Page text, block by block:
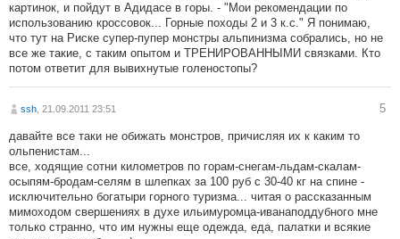
картинок, и пойдут в Адидасе в горы. - "Мои рекомендации по
использованию кроссовок... Горные походы 2 и 3 к.с." Я понимаю,
что тут на Риске супер-пупер монстры альпинизма собрались, но не
все же такие, с таким опытом и ТРЕНИРОВАННЫМИ связками. Кто
потом ответит для вывихнутые голеностопы?
ssh , 21.09.2011 23:51 5
давайте все таки не обижать монстров, причисляя их к каким то
ольпенистам...
все, ходящие сотни километров по горам-снегам-льдам-скалам-
осыпям-бродам-селям в шлепках за 100 руб с 30-40 кг на спине -
исключительно богатыри горного туризма... читая о рассказанным
мимоходом свершениях в духе ильимуромца-иванаподдубного мне
только странно, что им нужны еще одежда, еда, палатки и всякие